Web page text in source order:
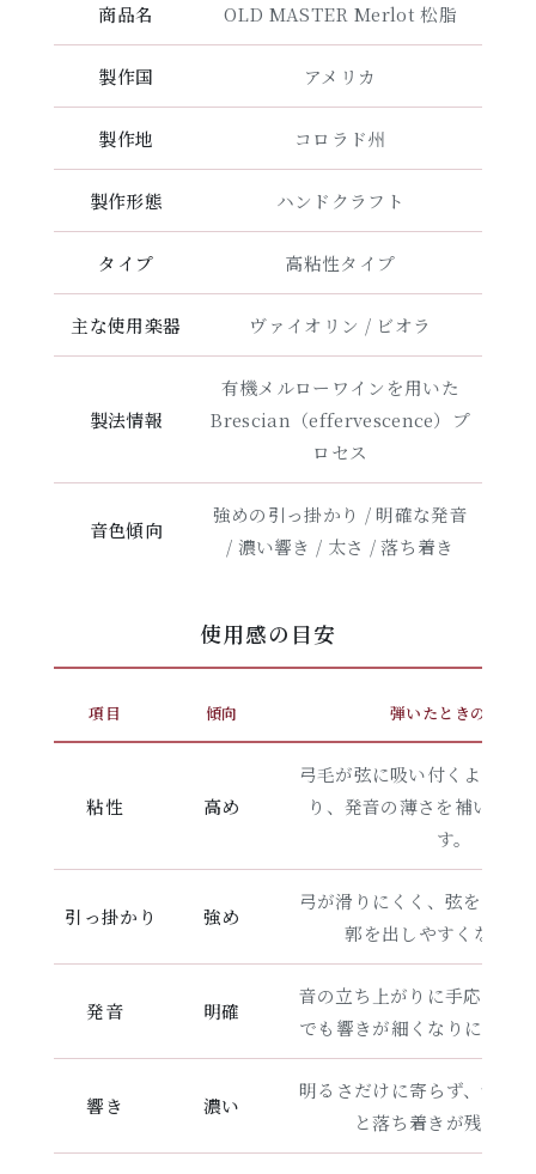
商品名 OLD MASTER Merlot 松脂
製作国 アメリカ
製作地 コロラド州
製作形態 ハンドクラフト
タイプ 高粘性タイプ
主な使用楽器 ヴァイオリン / ビオラ
製法情報
有機メルローワインを用いた
Brescian（effervescence）プ
ロセス
音色傾向
強めの引っ掛かり / 明確な発音
/ 濃い響き / 太さ / 落ち着き
使用感の目安
項目 傾向 弾いたときの感触
粘性 高め
弓毛が弦に吸い付くような
り、発音の薄さを補いやす
す。
引っ掛かり 強め
弓が滑りにくく、弦を捉え
郭を出しやすくなりま
発音 明確
音の立ち上がりに手応えが
でも響きが細くなりにくい
響き 濃い
明るさだけに寄らず、音の
と落ち着きが残りま